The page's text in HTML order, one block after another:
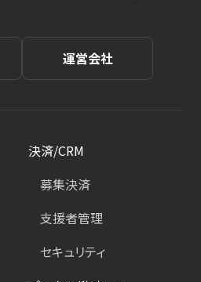
運営会社
決済/CRM
募集決済
支援者管理
セキュリティ